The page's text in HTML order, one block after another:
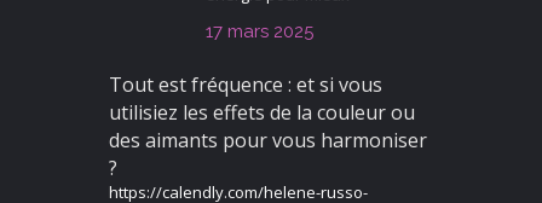
17 mars 2025
Tout est fréquence : et si vous
utilisiez les effets de la couleur ou
des aimants pour vous harmoniser
?
https://calendly.com/helene-russo-